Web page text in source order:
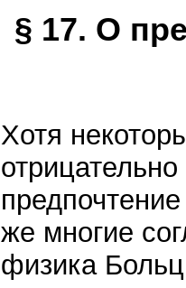
§ 17. О
Хотя
же многие
физика